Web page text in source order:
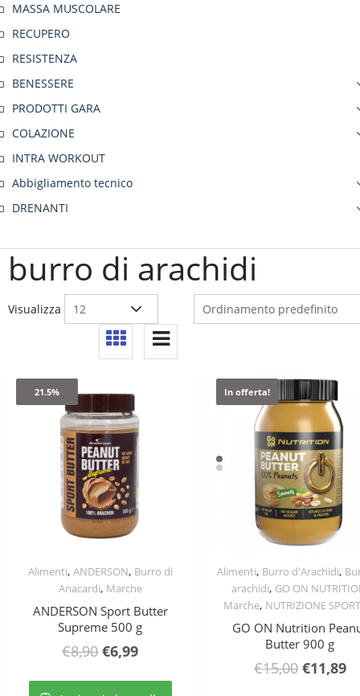
burro di arachidi
Visualizza
21.5%
Quick View
Alimenti, ANDERSON, Burro di
Anacardi, Marche
ANDERSON Sport Butter
Supreme 500 g
€8,90 Il
€6,99Il
In offerta!
Quick View
Alimenti, Burro d'Arachidi,
arachidi, GO ON
Marche, NUTRIZIONE
GO ON Nutrition
Butter 900 g
€15,00 Il
€11,89Il
MASSA MUSCOLARE
RECUPERO
RESISTENZA
BENESSERE
PRODOTTI GARA
COLAZIONE
INTRA WORKOUT
Abbigliamento tecnico
DRENANTI